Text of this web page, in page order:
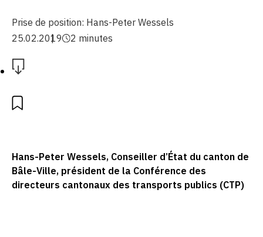
Prise de position: Hans-Peter Wessels
25.02.2019
2 minutes
Hans-Peter Wessels, Conseiller d’État du canton de
Bâle-Ville, président de la Conférence des
directeurs cantonaux des transports publics (CTP)